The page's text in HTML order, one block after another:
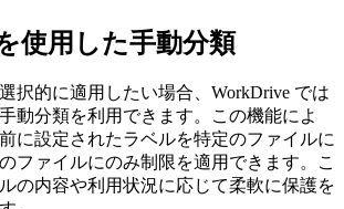
使用した手動分類
択的に適用したい場合、WorkDrive では
動分類を利用できます。この機能によ
に設定されたラベルを特定のファイルに
ファイルにのみ制限を適用できます。こ
の内容や利用状況に応じて柔軟に保護を